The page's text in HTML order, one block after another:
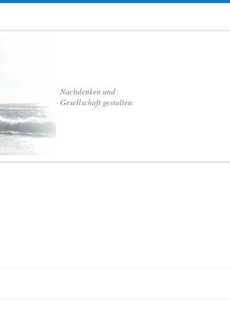
Nachdenken und
Gesellschaft gestalten